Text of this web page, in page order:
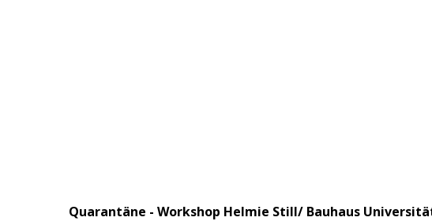
Quarantäne - Workshop Helmie Still/ Bauhaus